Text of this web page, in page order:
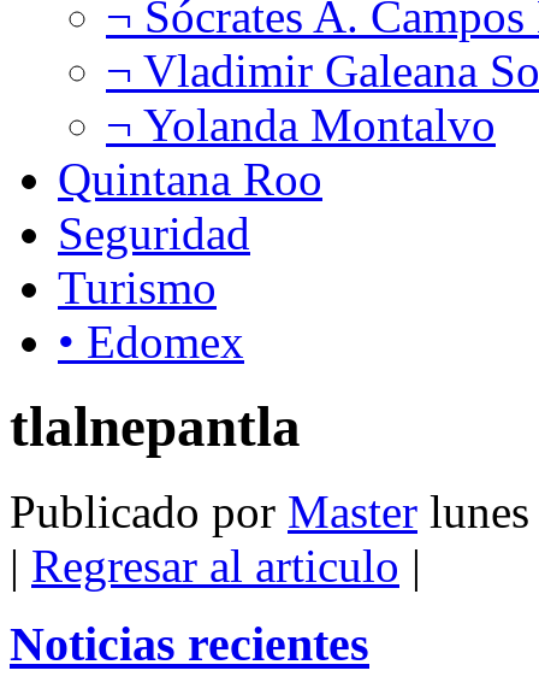
¬ Sócrates A.
¬ Vladimir Galeana
¬ Yolanda Montalvo
Quintana Roo
Seguridad
Turismo
• Edomex
tlalnepantla
Publicado por Master
| Regresar al articulo |
Noticias recientes